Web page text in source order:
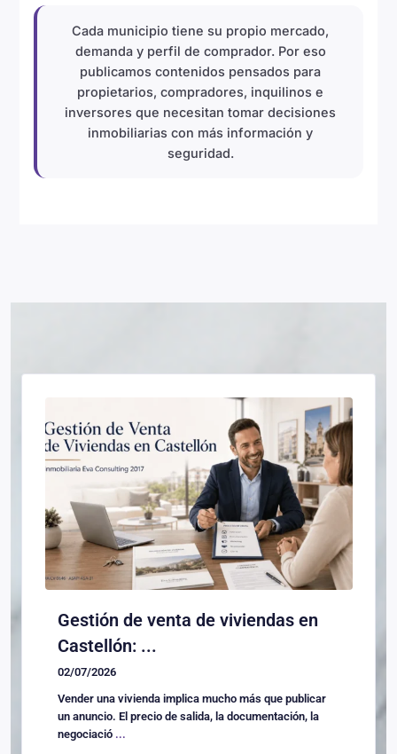
Cada municipio tiene su propio mercado,
demanda y perfil de comprador. Por eso
publicamos contenidos pensados para
propietarios, compradores, inquilinos e
inversores que necesitan tomar decisiones
inmobiliarias con más información y
seguridad.
Gestión de venta de viviendas en
Castellón: ...
02/07/2026
Vender una vivienda implica mucho más que publicar
un anuncio. El precio de salida, la documentación, la
negociació ...